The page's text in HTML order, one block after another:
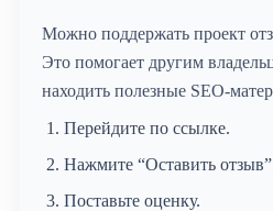
Можно поддержать проект
Это помогает другим
находить полезные SEO-
Перейдите по ссылке.
Нажмите “Оставить
Поставьте оценку.